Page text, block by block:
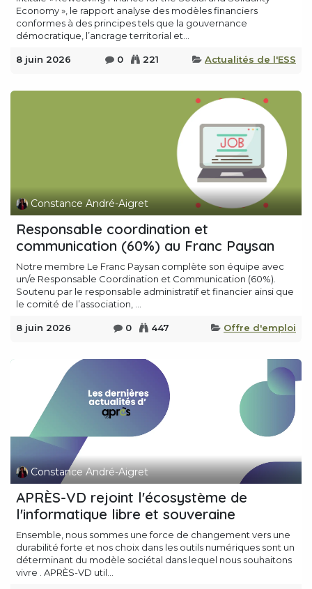
Economy », le rapport analyse des modèles financiers
conformes à des principes tels que la gouvernance
démocratique, l’ancrage territorial et...
8 juin 2026 0 221 Actualités de l'ESS
Constance André-Aigret
Responsable coordination et
communication (60%) au Franc Paysan
Notre membre Le Franc Paysan complète son équipe avec
un/e Responsable Coordination et Communication (60%).
Soutenu par le responsable administratif et financier ainsi que
le comité de l’association, ...
8 juin 2026 0 447 Offre d'emploi
Constance André-Aigret
APRÈS-VD rejoint l'écosystème de
l'informatique libre et souveraine
Ensemble, nous sommes une force de changement vers une
durabilité forte et nos choix dans les outils numériques sont un
déterminant du modèle sociétal dans lequel nous souhaitons
vivre . APRÈS-VD util...